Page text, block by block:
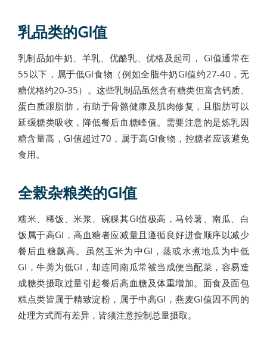
乳品类的GI值
乳制品如牛奶、羊乳、优酪乳、优格及起司， GI值通常在
55以下，属于低GI食物（例如全脂牛奶GI值约27-40，无
糖优格约20-35）。这些乳制品虽然含有糖类但富含钙质、
蛋白质跟脂肪，有助于骨骼健康及肌肉修复，且脂肪可以
延缓糖类吸收，降低餐后血糖峰值。需要注意的是炼乳因
糖含量高，GI值超过70，属于高GI食物，控糖者应该避免
食用。
全榖杂粮类的GI值
糯米、稀饭、米浆、碗粿其GI值极高，马铃薯、南瓜、白
饭属于高GI，高血糖者应减量且遵循良好进食顺序以减少
餐后血糖飙高。虽然玉米为中GI，蒸或水煮地瓜为中低
GI，牛蒡为低GI，却连同南瓜常被当成便当配菜，容易造
成糖类摄取过量引起餐后高血糖及体重增加。面食及面包
糕点类皆属于精致淀粉，属于中高GI，燕麦GI值因不同的
处理方式而有差异，皆须注意控制总量摄取。